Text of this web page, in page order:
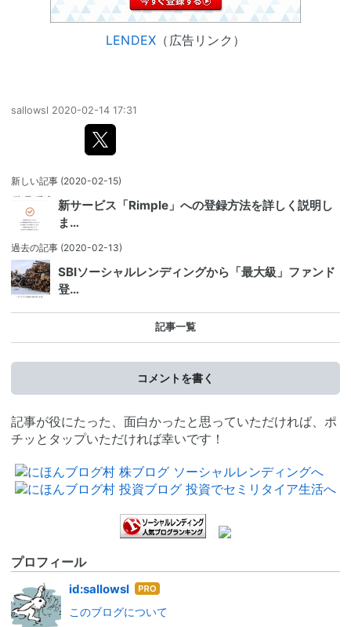
LENDEX （広告リンク）
sallowsl 2020-02-14 17:31
新しい記事 (2020-02-15)
新サービス「Rimple」への登録方法を詳しく説明し
ま…
過去の記事 (2020-02-13)
SBIソーシャルレンディングから「最大級」ファンド
登…
記事一覧
コメントを書く
記事が役にたった、面白かったと思っていただければ、ポ
チッとタップいただければ幸いです！
プロフィール
id:sallowsl はて
ログ
このブログについて